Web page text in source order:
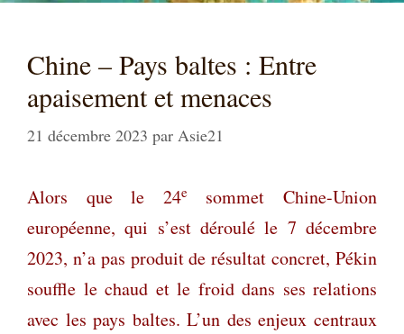
Chine – Pays baltes : Entre
apaisement et menaces
21 décembre 2023 par Asie21
Alors que le 24esommet Chine-Union
européenne, qui s’est déroulé le 7 décembre
2023, n’a pas produit de résultat concret, Pékin
souffle le chaud et le froid dans ses relations
avec les pays baltes. L’un des enjeux centraux